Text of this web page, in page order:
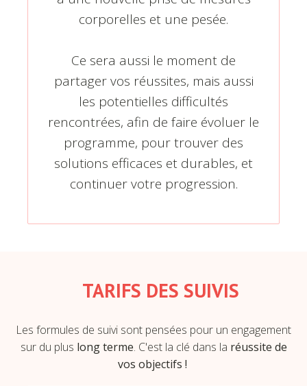
corporelles et une pesée.
Ce sera aussi le moment de
partager vos réussites, mais aussi
les potentielles difficultés
rencontrées, afin de faire évoluer le
programme, pour trouver des
solutions efficaces et durables, et
continuer votre progression.
TARIFS DES SUIVIS
Les formules de suivi sont pensées pour un engagement
sur du plus long terme. C'est la clé dans la réussite de
vos objectifs !